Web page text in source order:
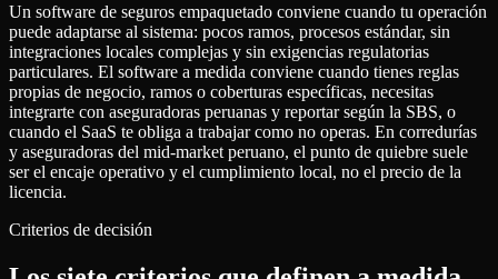
Un software de seguros empaquetado conviene cuando tu operación
puede adaptarse al sistema: pocos ramos, procesos estándar, sin
integraciones locales complejas y sin exigencias regulatorias
particulares. El software a medida conviene cuando tienes reglas
propias de negocio, ramos o coberturas específicas, necesitas
integrarte con aseguradoras peruanas y reportar según la SBS, o
cuando el SaaS te obliga a trabajar como no operas. En corredurías
y aseguradoras del mid-market peruano, el punto de quiebre suele
ser el encaje operativo y el cumplimiento local, no el precio de la
licencia.
Criterios de decisión